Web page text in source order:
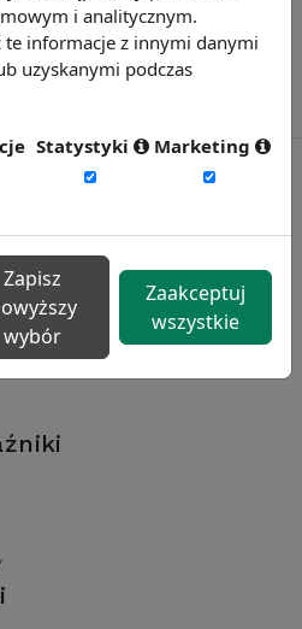
i analitycznym.
te informacje z innymi danymi
uzyskanymi podczas
Statystyki Marketing
Zapisz
wybór
Zaakceptuj
wszystkie